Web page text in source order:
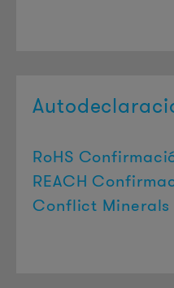
RoHS
REACH
Conflict Minerals